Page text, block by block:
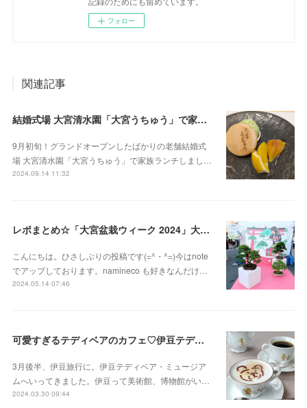
フォロー
関連記事
結婚式場 大宮清水園「大宮うちゅう」で家族ランチ☆武蔵一宮氷川神社へ参拝
9月初旬！グランドオープンしたばかりの老舗結婚式
場 大宮清水園「大宮うちゅう」で家族ランチしまし…
2024.09.14 11:32
レポまとめ☆「大宮盆栽ウィーク 2024」大盆栽まつり、おおみや盆栽まつりにいってきた
こんにちは。ひさしぶりの投稿です(=^・^=)今はnote
でアップしております。namineco も好きなんだけ…
2024.05.14 07:46
可愛すぎるテディベアのカフェ♡伊豆テディベア・ミュージアム
3月後半、伊豆旅行に。伊豆テディベア・ミュージア
ムへいってきました。伊豆って美術館、博物館がい…
2024.03.30 09:44